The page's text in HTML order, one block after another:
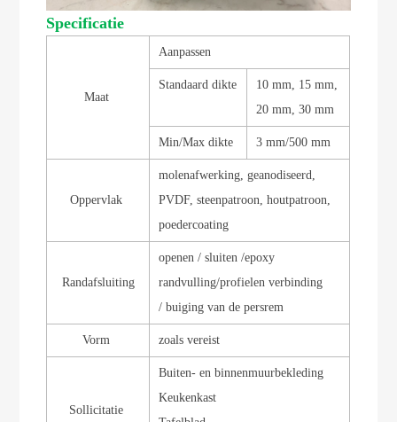
Specificatie
Maat
Aanpassen
Standaard dikte
10 mm, 15 mm,
20 mm, 30 mm
Min/Max dikte 3 mm/500 mm
Oppervlak
molenafwerking, geanodiseerd,
PVDF, steenpatroon, houtpatroon,
poedercoating
Randafsluiting
openen / sluiten /epoxy
randvulling/profielen verbinding
/buiging van de persrem
Vorm zoals vereist
Sollicitatie
Buiten- en binnenmuurbekleding
Keukenkast